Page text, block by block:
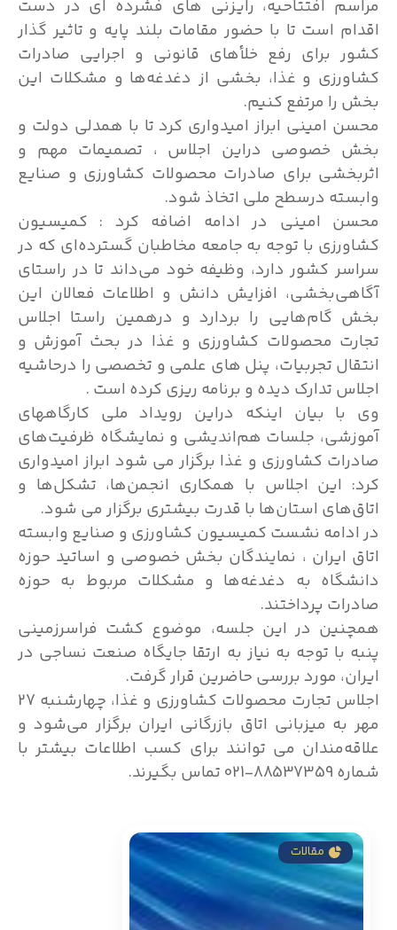
مراسم افتتاحیه، رایزنی های فشرده ای در دست
اقدام است تا با حضور مقامات بلند پایه و تاثیر گذار
کشور برای رفع خلأهای قانونی و اجرایی صادرات
کشاورزی و غذا، بخشی از دغدغه‌ها و مشکلات این
بخش را مرتفع کنیم.
محسن امینی ابراز امیدواری کرد تا با همدلی دولت و
بخش خصوصی دراین اجلاس ، تصمیمات مهم و
اثربخشی برای صادرات محصولات کشاورزی و صنایع
وابسته درسطح ملی اتخاذ شود.
محسن امینی در ادامه اضافه کرد : کمیسیون
کشاورزی با توجه به جامعه مخاطبان گسترده‌ای که در
سراسر کشور دارد، وظیفه خود می‌داند تا در راستای
آگاهی‌بخشی، افزایش دانش و اطلاعات فعالان این
بخش گام‌هایی را بردارد و درهمین راستا اجلاس
تجارت محصولات کشاورزی و غذا در بحث آموزش و
انتقال تجربیات، پنل های علمی و تخصصی را درحاشیه
اجلاس تدارک دیده و برنامه ریزی کرده است .
وی با بیان اینکه دراین رویداد ملی کارگاههای
آموزشی، جلسات هم‌اندیشی و نمایشگاه ظرفیت‌های
صادرات کشاورزی و غذا برگزار می شود ابراز امیدواری
کرد: این اجلاس با همکاری انجمن‌ها، تشکل‌ها و
اتاق‌های استان‌ها با قدرت بیشتری برگزار می شود.
در ادامه نشست کمیسیون کشاورزی و صنایع وابسته
اتاق ایران ، نمایندگان بخش خصوصی و اساتید حوزه
دانشگاه به دغدغه‌ها و مشکلات مربوط به حوزه
صادرات پرداختند.
همچنین در این جلسه، موضوع کشت فراسرزمینی
پنبه با توجه به نیاز به ارتقا جایگاه صنعت نساجی در
ایران، مورد بررسی حاضرین قرار گرفت.
اجلاس تجارت محصولات کشاورزی و غذا، چهارشنبه 27
مهر به میزبانی اتاق بازرگانی ایران برگزار می‌شود و
علاقه‌مندان می توانند برای کسب اطلاعات بیشتر با
شماره 88537359-021 تماس بگیرند.
مقالات